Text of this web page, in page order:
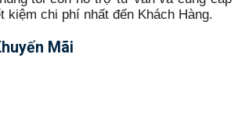
kiệm chi phí nhất đến Khách Hàng.
Mãi